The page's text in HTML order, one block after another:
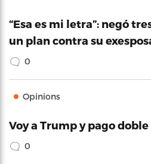
“Esa es mi letra”: negó
un plan contra su
0
Opinions
Voy a Trump y pago doble
0